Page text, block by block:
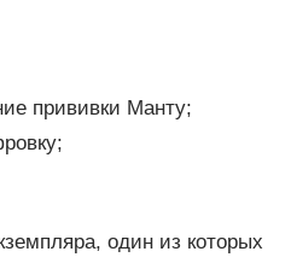
прививки Манту;
один из которых